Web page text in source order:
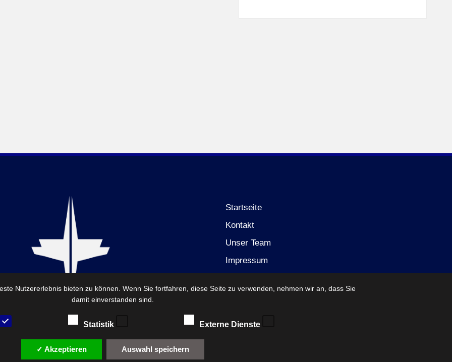
Startseite
Kontakt
Unser Team
Impressum
Nutzererlebnis bieten zu können. Wenn Sie fortfahren, diese Seite zu verwenden, nehmen wir an, dass Sie
damit einverstanden sind.
Statistik Externe Dienste
✓ Akzeptieren Auswahl speichern